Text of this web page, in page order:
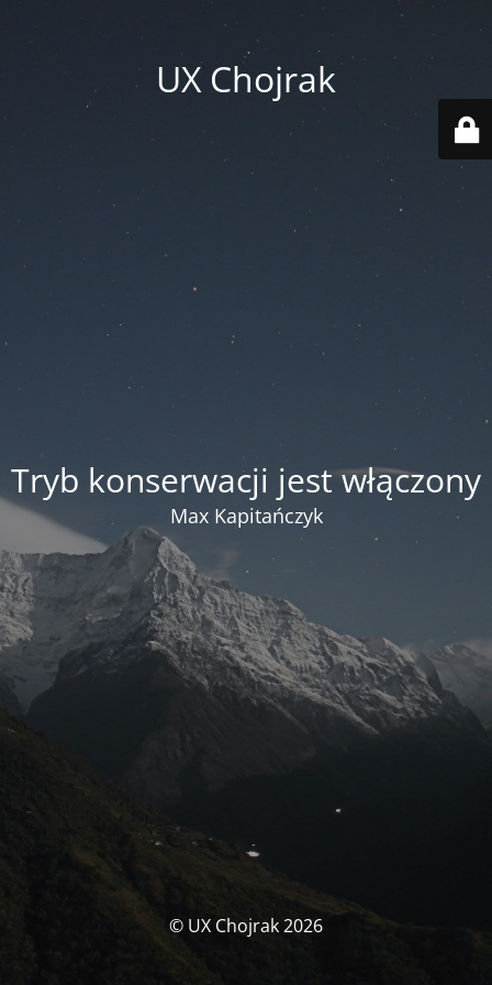
UX Chojrak
Tryb konserwacji jest włączony
Max Kapitańczyk
© UX Chojrak 2026